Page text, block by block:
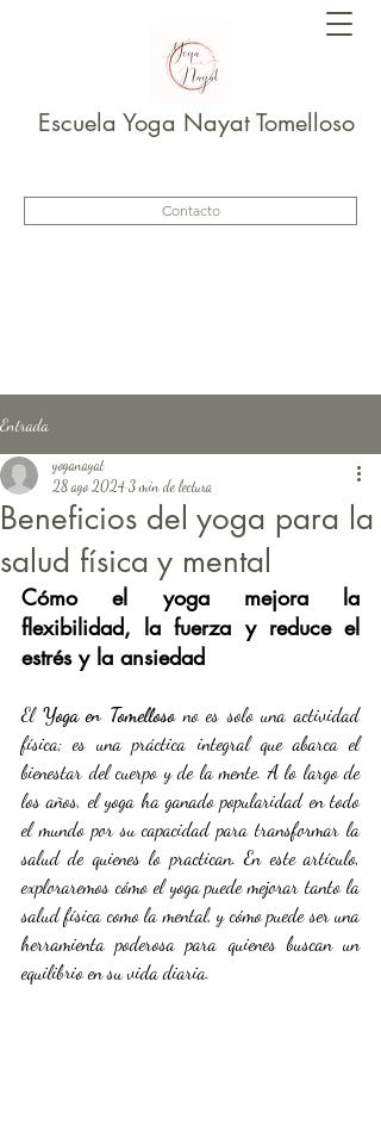
Escuela Yoga Nayat Tomelloso
Contacto
Entrada
Beneficios del yoga para la
salud física y mental
yoganayat
28 ago 2024 3 min de lectura
Cómo el yoga mejora la
flexibilidad, la fuerza y reduce el
estrés y la ansiedad
El Yoga en Tomelloso no es solo una actividad
física; es una práctica integral que abarca el
bienestar del cuerpo y de la mente. A lo largo de
los años, el yoga ha ganado popularidad en todo
el mundo por su capacidad para transformar la
salud de quienes lo practican. En este artículo,
exploraremos cómo el yoga puede mejorar tanto la
salud física como la mental, y cómo puede ser una
herramienta poderosa para quienes buscan un
equilibrio en su vida diaria.